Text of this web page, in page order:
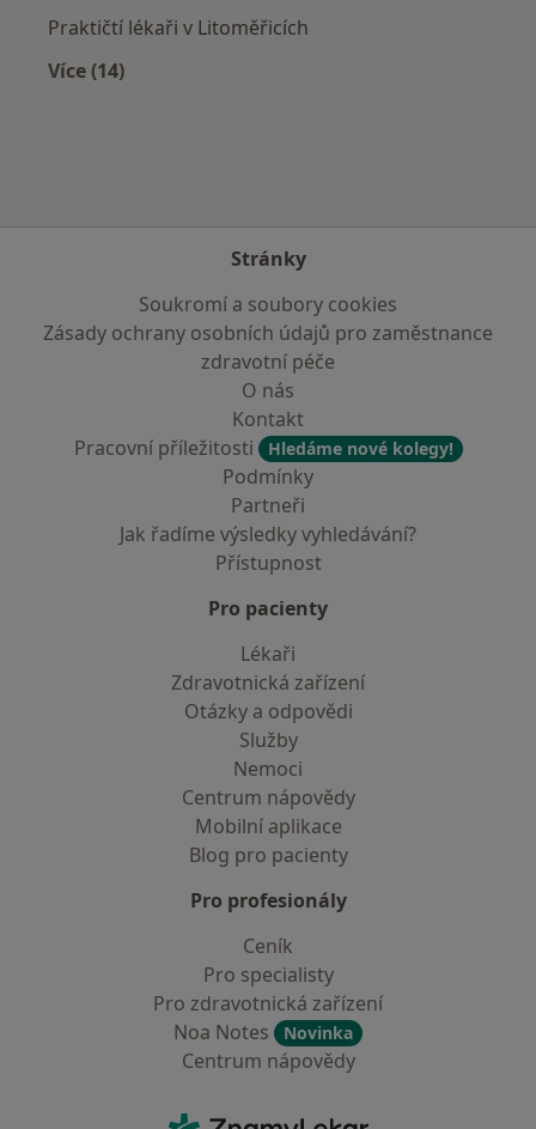
Praktičtí lékaři v Litoměřicích
Více (14)
Stránky
Soukromí a soubory cookies
Zásady ochrany osobních údajů pro zaměstnance
zdravotní péče
O nás
Kontakt
Pracovní příležitosti
Hledáme nové kolegy!
Podmínky
Partneři
Jak řadíme výsledky vyhledávání?
Přístupnost
Pro pacienty
Lékaři
Zdravotnická zařízení
Otázky a odpovědi
Služby
Nemoci
Centrum nápovědy
Mobilní aplikace
Blog pro pacienty
Pro profesionály
Ceník
Pro specialisty
Pro zdravotnická zařízení
Noa Notes
Novinka
Centrum nápovědy
ZnamyLekar - Hlavní stránka